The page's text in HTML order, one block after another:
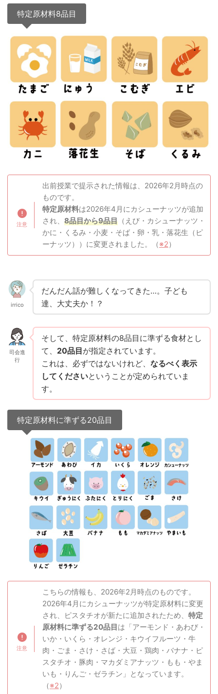
特定原材料8品目
出前授業で提示された情報は、2026年2月時点の
ものです。
特定原材料は2026年4月にカシューナッツが追加
され、 8品目から9品目（えび・カシューナッツ・
かに・くるみ・小麦・そば・卵・乳・落花生（ピ
ーナッツ））に変更されました。（※2）
irrico
だんだん話が難しくなってきた…。子ども
達、大丈夫か！？
司会進
行
そして、特定原材料の8品目に準ずる食材とし
て、 20品目が指定されています。
これは、必ずではないけれど、 なるべく表示
してくださいということが定められていま
す。
特定原材料に準ずる20品目
こちらの情報も、2026年2月時点のものです。
2026年4月にカシューナッツが特定原材料に変更
され、ピスタチオが新たに追加されたため、 特定
原材料に準ずる20品目は「アーモンド・あわび・
いか・いくら・オレンジ・キウイフルーツ・牛
肉・ごま・さけ・さば・大豆・鶏肉・バナナ・ピ
スタチオ・豚肉・マカダミアナッツ・もも・やま
いも・りんご・ゼラチン」となっています。
（※2）